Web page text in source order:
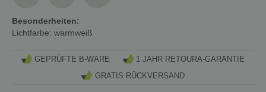
Besonderheiten:
Lichtfarbe: warmweiß
GEPRÜFTE B-WARE
1 JAHR RETOURA-GARANTIE
GRATIS RÜCKVERSAND